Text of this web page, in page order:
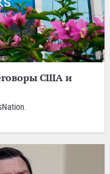
США и